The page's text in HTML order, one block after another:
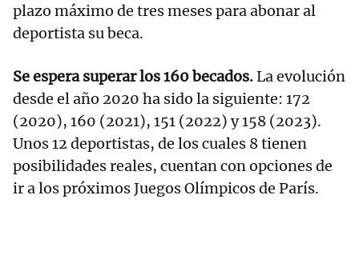
plazo máximo de tres meses para abonar al
deportista su beca.
Se espera superar los 160 becados.La evolución
desde el año 2020 ha sido la siguiente: 172
(2020), 160 (2021), 151 (2022) y 158 (2023).
Unos 12 deportistas, de los cuales 8 tienen
posibilidades reales, cuentan con opciones de
ir a los próximos Juegos Olímpicos de París.